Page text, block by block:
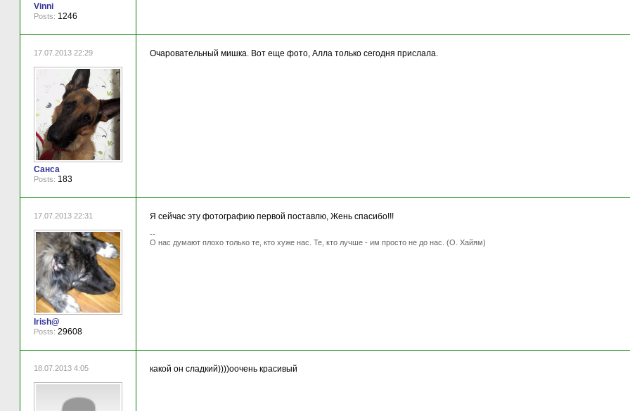
Vinni
Posts: 1246
17.07.2013 22:29
Санса
Posts: 183
Очаровательный мишка. Вот еще фото, Алла только сегодня прислала.
17.07.2013 22:31
Irish@
Posts: 29608
Я сейчас эту фотографию первой поставлю, Жень спасибо!!!
--
О нас думают плохо только те, кто хуже нас. Те, кто лучше - им просто не до нас. (О. Хайям)
18.07.2013 4:05 какой он сладкий))))оочень красивый